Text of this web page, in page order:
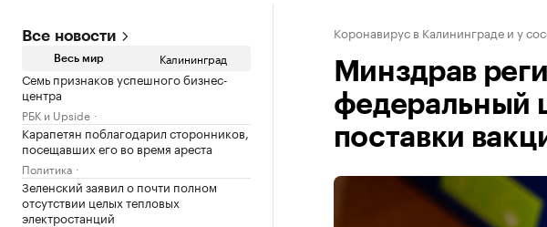
Все новости
Весь мир Калининград
Семь признаков успешного бизнес-
центра
РБК и Upside
Карапетян поблагодарил сторонников,
посещавших его во время ареста
Политика
Зеленский заявил о почти полном
отсутствии целых тепловых
электростанций
Коронавирус в Калининграде и у
Минздрав
федеральный
поставки